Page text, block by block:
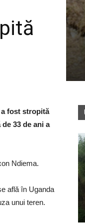
a fost stropită
33 de ani a
Ndiema.
află în Uganda
unui teren.